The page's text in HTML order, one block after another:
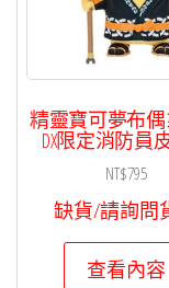
精靈寶可夢布
DX限定消防員
NT$795
缺貨/請詢問
查看內容